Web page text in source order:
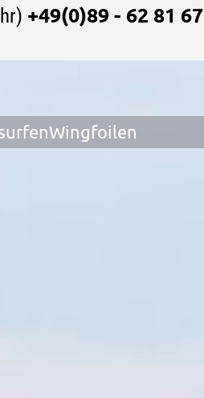
+49(0)89 - 62 81 67
Wingfoilen